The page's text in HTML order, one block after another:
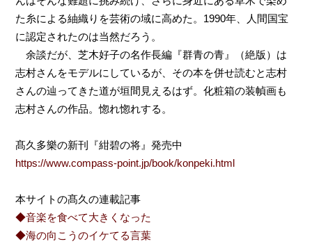
た糸による紬織りを芸術の域に高めた。1990年、人間国宝
に認定されたのは当然だろう。
余談だが、芝木好子の名作長編『群青の青』（絶版）は
志村さんをモデルにしているが、その本を併せ読むと志村
さんの辿ってきた道が垣間見えるはず。化粧箱の装幀画も
志村さんの作品。惚れ惚れする。
髙久多樂の新刊『紺碧の将』発売中
https://www.compass-point.jp/book/konpeki.html
本サイトの髙久の連載記事
◆音楽を食べて大きくなった
◆海の向こうのイケてる言葉